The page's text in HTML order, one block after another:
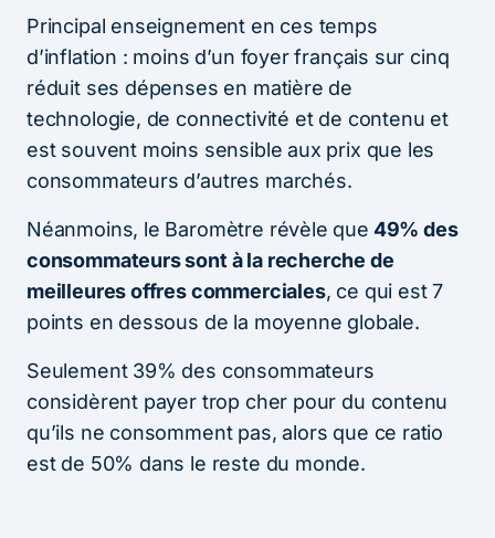
Principal enseignement en ces temps
d’inflation : moins d’un foyer français sur cinq
réduit ses dépenses en matière de
technologie, de connectivité et de contenu et
est souvent moins sensible aux prix que les
consommateurs d’autres marchés.
Néanmoins, le Baromètre révèle que 49% des
consommateurs sont à la recherche de
meilleures offres commerciales, ce qui est 7
points en dessous de la moyenne globale.
Seulement 39% des consommateurs
considèrent payer trop cher pour du contenu
qu’ils ne consomment pas, alors que ce ratio
est de 50% dans le reste du monde.